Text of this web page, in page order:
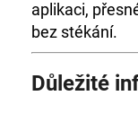
aplikaci,
bez stékání.
Důležité